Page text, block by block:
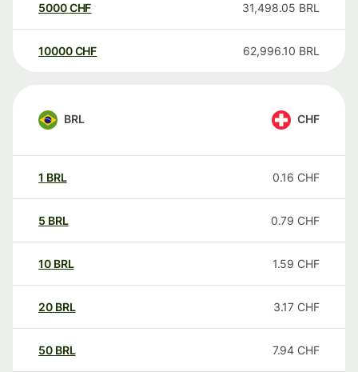
5000CHF 31,498.05 BRL
10000 CHF 62,996.10 BRL
BRL CHF
1 BRL 0.16 CHF
5 BRL 0.79 CHF
10 BRL 1.59 CHF
20 BRL 3.17 CHF
50 BRL 7.94 CHF